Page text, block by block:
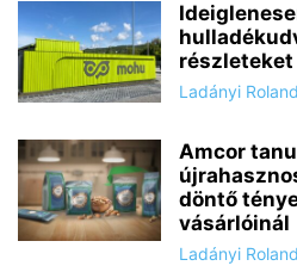
Ladányi Roland
Amcor
döntő
vásárlóinál
Ladányi Roland